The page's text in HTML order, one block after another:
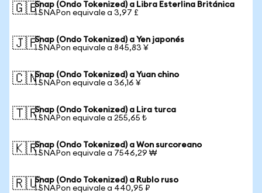
🇬🇧Snap (Ondo Tokenized) a Libra Esterlina Británica
1 SNAPon equivale a 3,97 £
🇯🇵Snap (Ondo Tokenized) a Yen japonés
1 SNAPon equivale a 845,83 ¥
🇨🇳Snap (Ondo Tokenized) a Yuan chino
1 SNAPon equivale a 36,16 ¥
🇹🇷Snap (Ondo Tokenized) a Lira turca
1 SNAPon equivale a 255,65 ₺
🇰🇷Snap (Ondo Tokenized) a Won surcoreano
1 SNAPon equivale a 7546,29 ₩
🇷🇺Snap (Ondo Tokenized) a Rublo ruso
1 SNAPon equivale a 440,95 ₽